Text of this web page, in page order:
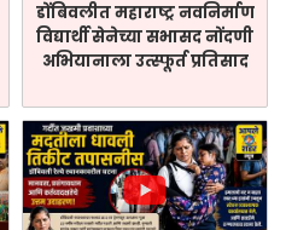
डोंबिवलीत महाराष्ट्र नवनिर्माण
विद्यार्थी सेनेच्या सभासद नोंदणी
अभियानाला उत्स्फूर्त प्रतिसाद